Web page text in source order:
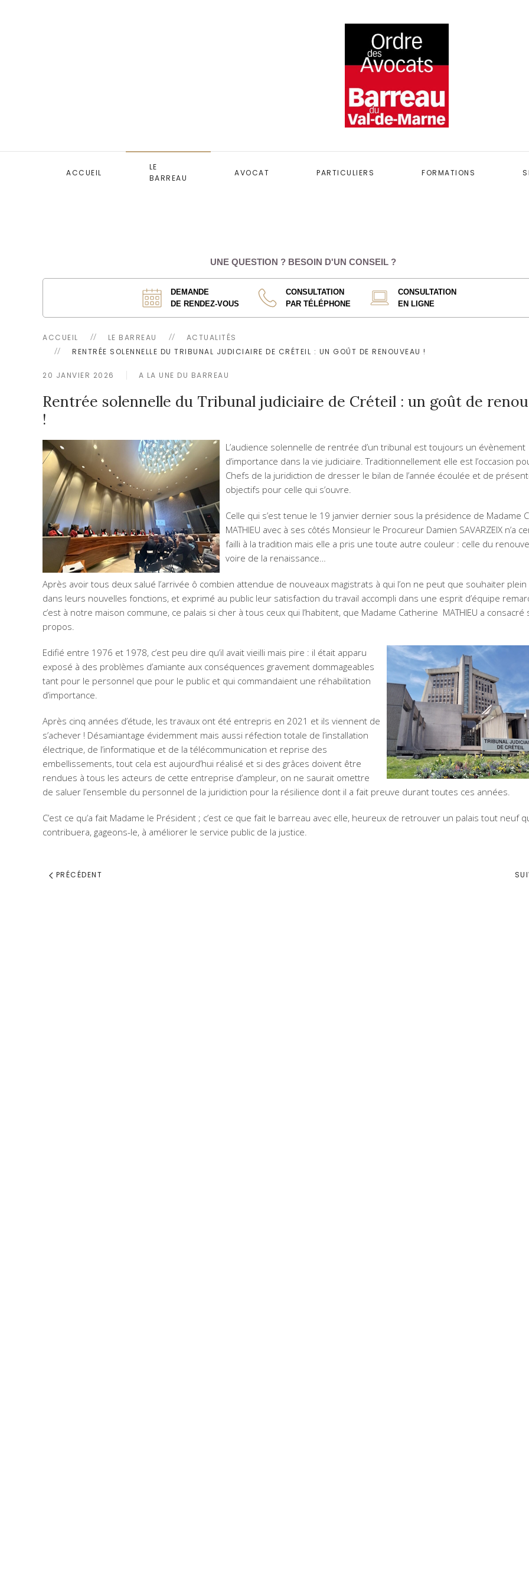
ACCUEIL
LE
BARREAU
AVOCAT PARTICULIERS FORMATIONS
UNE QUESTION ? BESOIN D'UN CONSEIL ?
DEMANDE
DE RENDEZ-VOUS
CONSULTATION
PAR TÉLÉPHONE
CONSULTATION
EN LIGNE
ACCUEIL LE BARREAU
ACTUALITÉS
RENTRÉE SOLENNELLE DU TRIBUNAL JUDICIAIRE DE CRÉTEIL : UN GOÛT DE RENOUVEAU !
20 JANVIER 2026 A LA UNE DU BARREAU
Rentrée solennelle du Tribunal judiciaire de Créteil : un goût de
!
L’audience solennelle de rentrée d’un tribunal est toujours un évènement
d’importance dans la vie judiciaire. Traditionnellement elle est l’occasion
Chefs de la juridiction de dresser le bilan de l’année écoulée et de
objectifs pour celle qui s’ouvre.
Celle qui s’est tenue le 19 janvier dernier sous la présidence de Madame
MATHIEU avec à ses côtés Monsieur le Procureur Damien SAVARZEIX n’a
failli à la tradition mais elle a pris une toute autre couleur : celle du
voire de la renaissance…
Après avoir tous deux salué l’arrivée ô combien attendue de nouveaux magistrats à qui l’on ne peut que souhaiter plein
dans leurs nouvelles fonctions, et exprimé au public leur satisfaction du travail accompli dans une esprit d’équipe
c’est à notre maison commune, ce palais si cher à tous ceux qui l’habitent, que Madame Catherine MATHIEU a consacré
propos.
Edifié entre 1976 et 1978, c’est peu dire qu’il avait vieilli mais pire : il était apparu
exposé à des problèmes d’amiante aux conséquences gravement dommageables
tant pour le personnel que pour le public et qui commandaient une réhabilitation
d’importance.
Après cinq années d’étude, les travaux ont été entrepris en 2021 et ils viennent de
s’achever ! Désamiantage évidemment mais aussi réfection totale de l’installation
électrique, de l’informatique et de la télécommunication et reprise des
embellissements, tout cela est aujourd’hui réalisé et si des grâces doivent être
rendues à tous les acteurs de cette entreprise d’ampleur, on ne saurait omettre
de saluer l’ensemble du personnel de la juridiction pour la résilience dont il a fait preuve durant toutes ces années.
C’est ce qu’a fait Madame le Président ; c’est ce que fait le barreau avec elle, heureux de retrouver un palais tout neuf
contribuera, gageons-le, à améliorer le service public de la justice.
PRÉCÉDENT